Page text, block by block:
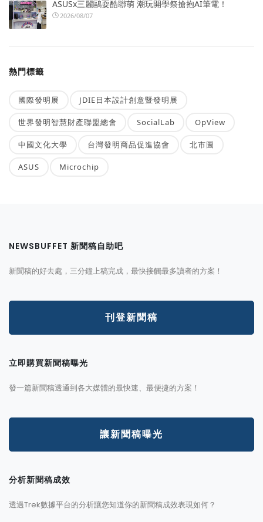
ASUSx三麗鷗耍酷聯萌 潮玩開學祭搶抱AI筆電！
2026/08/07
熱門標籤
國際發明展 JDIE日本設計創意暨發明展
世界發明智慧財產聯盟總會 SocialLab OpView
中國文化大學 台灣發明商品促進協會 北市圖
ASUS Microchip
NEWSBUFFET 新聞稿自助吧
新聞稿的好去處，三分鐘上稿完成，最快接觸最多讀者的方案！
刊登新聞稿
立即購買新聞稿曝光
發一篇新聞稿透通到各大媒體的最快速、最便捷的方案！
讓新聞稿曝光
分析新聞稿成效
透過Trek數據平台的分析讓您知道你的新聞稿成效表現如何？